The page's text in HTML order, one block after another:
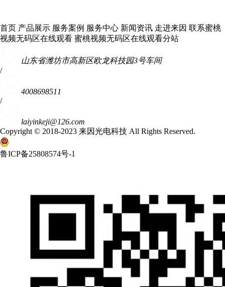
首页 产品展示 服务案例 服务中心 新闻资讯 走进来因 联系蜜桃
视频无码区在线观看 蜜桃视频无码区在线观看分站
山东省潍坊市高新区欧龙科技园3号车间
/
4008698511
/
laiyinkeji@126.com
Copyright © 2018-2023 来因光电科技 All Rights Reserved.
鲁ICP备25808574号-1